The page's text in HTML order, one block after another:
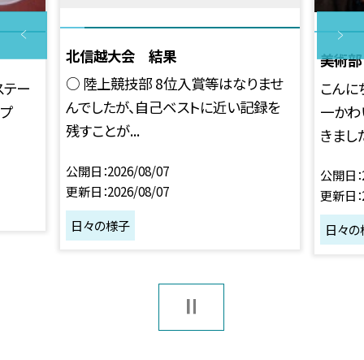
テー
北信越大会 結果
○ 陸上競技部 8位入賞等はなりませ
んでしたが、自己ベストに近い記録を
残すことが...
公開日 2026/08/07
更新日 2026/08/07
日々の様子
美術
こんに
一か
きまし
公開日
更新日
日々